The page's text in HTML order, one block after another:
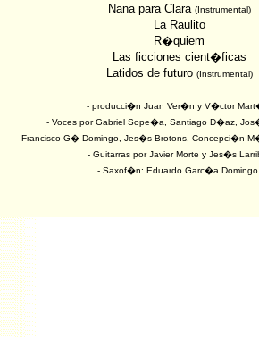
Nana para Clara (Instrumental)
La Raulito
R�quiem
Las ficciones cient�ficas
Latidos de futuro (Instrumental)
- producci�n Juan Ver�n y V�ctor
- Voces por Gabriel Sope�a, Santiago D�az,
Francisco G� Domingo, Jes�s Brotons, Concepci�n
- Guitarras por Javier Morte y Jes�s
- Saxof�n: Eduardo Garc�a